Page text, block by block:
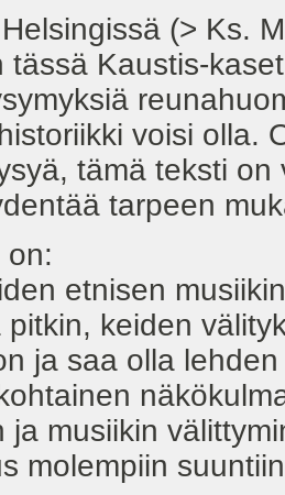
(> Ks.
tässä Kaustis-
voisi olla.
tämä teksti
tarpeen
on:
etnisen
pitkin, keiden
ja saa olla
ja musiikin
molempiin